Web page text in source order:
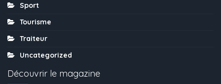
Sport
Tourisme
Traiteur
Uncategorized
Découvrir le magazine